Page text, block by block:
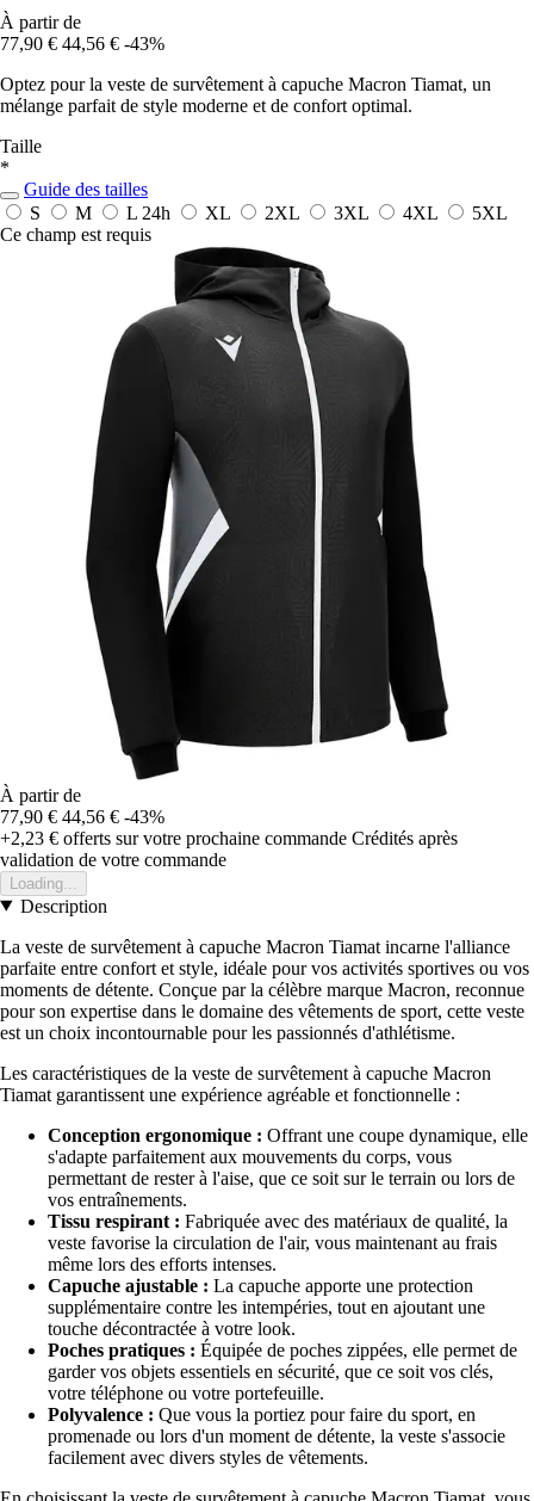
À partir de
77,90 € 44,56 € -43%
Optez pour la veste de survêtement à capuche Macron Tiamat, un
mélange parfait de style moderne et de confort optimal.
Taille
*
Guide des tailles
S
M L 24h XL 2XL 3XL 4XL
5XL
Ce champ est requis
À partir de
77,90 € 44,56 € -43%
+2,23 € offerts sur votre prochaine commande Crédités après
validation de votre commande
Loading...
Description
La veste de survêtement à capuche Macron Tiamat incarne l'alliance
parfaite entre confort et style, idéale pour vos activités sportives ou vos
moments de détente. Conçue par la célèbre marque Macron, reconnue
pour son expertise dans le domaine des vêtements de sport, cette veste
est un choix incontournable pour les passionnés d'athlétisme.
Les caractéristiques de la veste de survêtement à capuche Macron
Tiamat garantissent une expérience agréable et fonctionnelle :
Conception ergonomique : Offrant une coupe dynamique, elle
s'adapte parfaitement aux mouvements du corps, vous
permettant de rester à l'aise, que ce soit sur le terrain ou lors de
vos entraînements.
Tissu respirant : Fabriquée avec des matériaux de qualité, la
veste favorise la circulation de l'air, vous maintenant au frais
même lors des efforts intenses.
Capuche ajustable : La capuche apporte une protection
supplémentaire contre les intempéries, tout en ajoutant une
touche décontractée à votre look.
Poches pratiques : Équipée de poches zippées, elle permet de
garder vos objets essentiels en sécurité, que ce soit vos clés,
votre téléphone ou votre portefeuille.
Polyvalence : Que vous la portiez pour faire du sport, en
promenade ou lors d'un moment de détente, la veste s'associe
facilement avec divers styles de vêtements.